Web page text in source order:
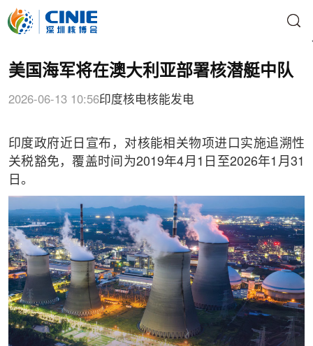
美国海军将在澳大利亚部署核潜艇中队
2026-06-13 10:56印度核电核能发电
印度政府近日宣布，对核能相关物项进口实施追溯性
关税豁免，覆盖时间为2019年4月1日至2026年1月31
日。